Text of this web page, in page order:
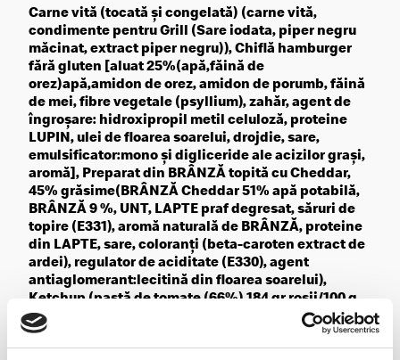
Carne vită (tocată și congelată) (carne vită,
condimente pentru Grill (Sare iodata, piper negru
măcinat, extract piper negru)), Chiflă hamburger
fără gluten [aluat 25%(apă,făină de
orez)apă,amidon de orez, amidon de porumb, făină
de mei, fibre vegetale (psyllium), zahăr, agent de
îngroșare: hidroxipropil metil celuloză, proteine
LUPIN, ulei de floarea soarelui, drojdie, sare,
emulsificator:mono și digliceride ale acizilor grași,
aromă], Preparat din BRÂNZĂ topită cu Cheddar,
45% grăsime(BRÂNZĂ Cheddar 51% apă potabilă,
BRÂNZĂ 9 %, UNT, LAPTE praf degresat, săruri de
topire (E331), aromă naturală de BRÂNZĂ, proteine
din LAPTE, sare, coloranți (beta-caroten extract de
ardei), regulator de aciditate (E330), agent
antiaglomerant:lecitină din floarea soarelui),
Ketchup (pastă de tomate (66%),184 gr roșii/100 g
ketchup, sirop de fructoza-glucoză, oțet, sare,
extract de condimente), castraveți murați
(castraveți, apă, sare, oțet, agent de întărire (E509),